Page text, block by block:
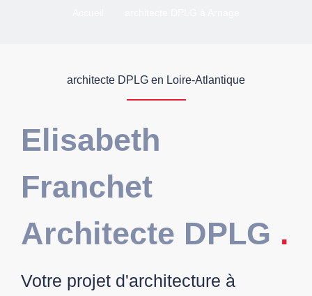
architecte DPLG en Loire-Atlantique
Elisabeth
Franchet
Architecte DPLG .
Votre projet d'architecture à